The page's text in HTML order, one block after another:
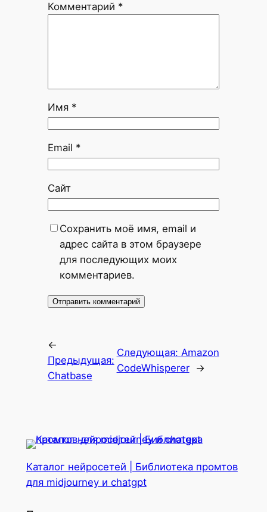
Комментарий *
Имя *
Email *
Сайт
Сохранить моё имя, email и
адрес сайта в этом браузере
для последующих моих
комментариев.
←
Предыдущая:
Chatbase
Следующая: Amazon
CodeWhisperer
→
Каталог нейросетей | Библиотека промтов
для midjourney и chatgpt